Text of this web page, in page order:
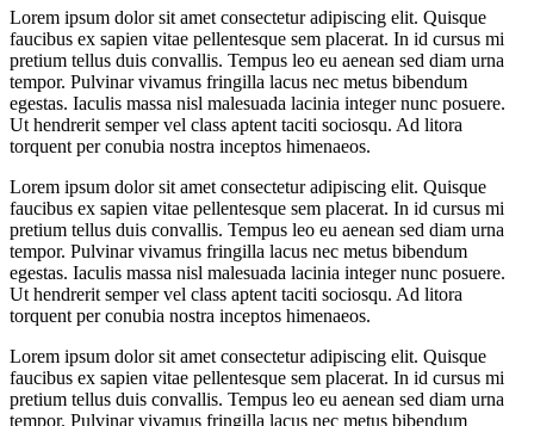
Lorem ipsum dolor sit amet consectetur adipiscing elit. Quisque
faucibus ex sapien vitae pellentesque sem placerat. In id cursus mi
pretium tellus duis convallis. Tempus leo eu aenean sed diam urna
tempor. Pulvinar vivamus fringilla lacus nec metus bibendum
egestas. Iaculis massa nisl malesuada lacinia integer nunc posuere.
Ut hendrerit semper vel class aptent taciti sociosqu. Ad litora
torquent per conubia nostra inceptos himenaeos.
Lorem ipsum dolor sit amet consectetur adipiscing elit. Quisque
faucibus ex sapien vitae pellentesque sem placerat. In id cursus mi
pretium tellus duis convallis. Tempus leo eu aenean sed diam urna
tempor. Pulvinar vivamus fringilla lacus nec metus bibendum
egestas. Iaculis massa nisl malesuada lacinia integer nunc posuere.
Ut hendrerit semper vel class aptent taciti sociosqu. Ad litora
torquent per conubia nostra inceptos himenaeos.
Lorem ipsum dolor sit amet consectetur adipiscing elit. Quisque
faucibus ex sapien vitae pellentesque sem placerat. In id cursus mi
pretium tellus duis convallis. Tempus leo eu aenean sed diam urna
tempor. Pulvinar vivamus fringilla lacus nec metus bibendum